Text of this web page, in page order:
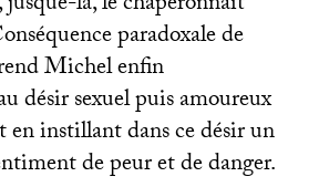
paradoxale de
Michel enfin
désir sexuel puis amoureux
en instillant dans ce désir un
de peur et de danger.